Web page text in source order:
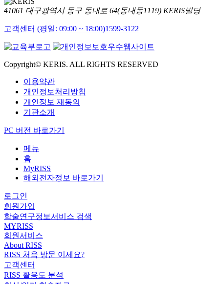
41061 대구광역시 동구 동내로 64(동내동1119) KERIS빌딩
고객센터 (평일: 09:00 ~ 18:00)1599-3122
Copyright© KERIS. ALL RIGHTS RESERVED
이용약관
개인정보처리방침
개인정보 재동의
기관소개
PC 버전 바로가기
메뉴
홈
MyRISS
해외전자정보 바로가기
로그인
회원가입
학술연구정보서비스 검색
MYRISS
회원서비스
About RISS
RISS 처음 방문 이세요?
고객센터
RISS 활용도 분석